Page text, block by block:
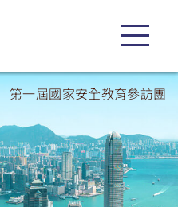
第一屆國家安全教育參訪團